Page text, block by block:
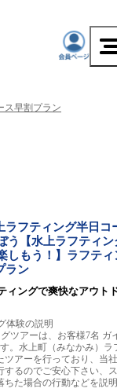
ス早割プラン
ラフティング半日コ
う【水上ラフティン
しもう！】ラフティ
ラン
ィングで爽快なアウト
体験の説明
ツアーは、お客様7名 ガ
。水上町（みなかみ）ラ
ツアーを行っており、当
するのでご安心下さい、
ちた場合の行動などを説